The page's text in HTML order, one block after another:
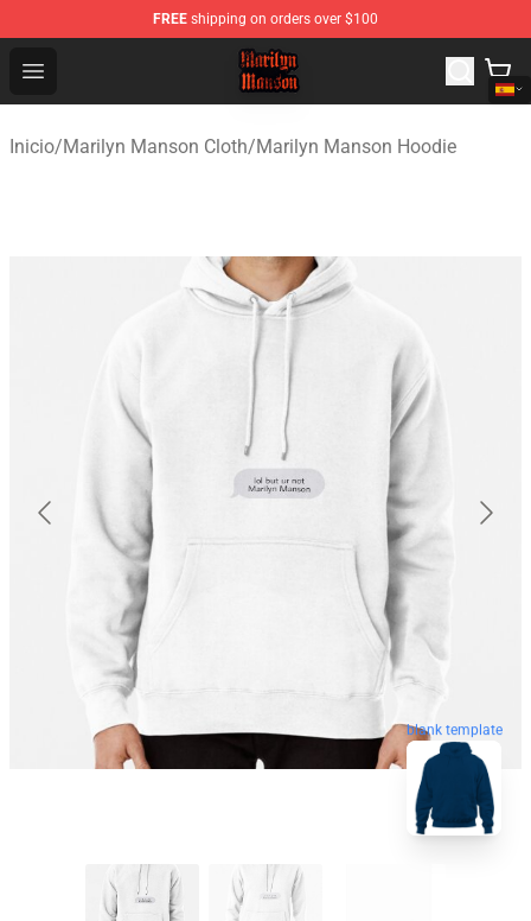
FREE shipping on orders over $100
Open menu
Marilyn Manson Shop - Official Marilyn Manson
Inicio/Marilyn Manson Cloth/Marilyn Manson Hoodie
blank template